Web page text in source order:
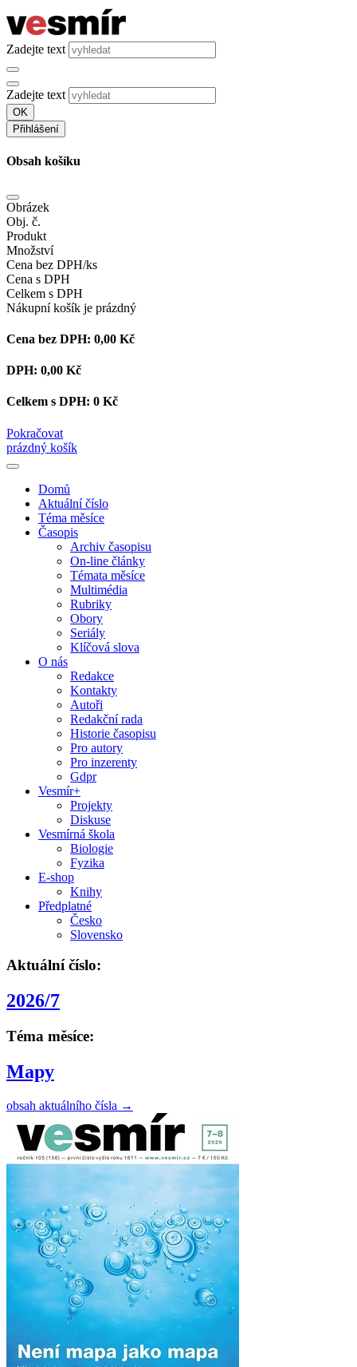
Zadejte text
Zadejte text
OK
Přihlášení
Obsah košíku
Obrázek
Obj. č.
Produkt
Množství
Cena bez DPH/ks
Cena s DPH
Celkem s DPH
Nákupní košík je prázdný
Cena bez DPH: 0,00 Kč
DPH: 0,00 Kč
Celkem s DPH: 0 Kč
Pokračovat
prázdný košík
Domů
Aktuální číslo
Téma měsíce
Časopis
Archiv časopisu
On-line články
Témata měsíce
Multimédia
Rubriky
Obory
Seriály
Klíčová slova
O nás
Redakce
Kontakty
Autoři
Redakční rada
Historie časopisu
Pro autory
Pro inzerenty
Gdpr
Vesmír+
Projekty
Diskuse
Vesmírná škola
Biologie
Fyzika
E-shop
Knihy
Předplatné
Česko
Slovensko
Aktuální číslo:
2026/7
Téma měsíce:
Mapy
obsah aktuálního čísla →